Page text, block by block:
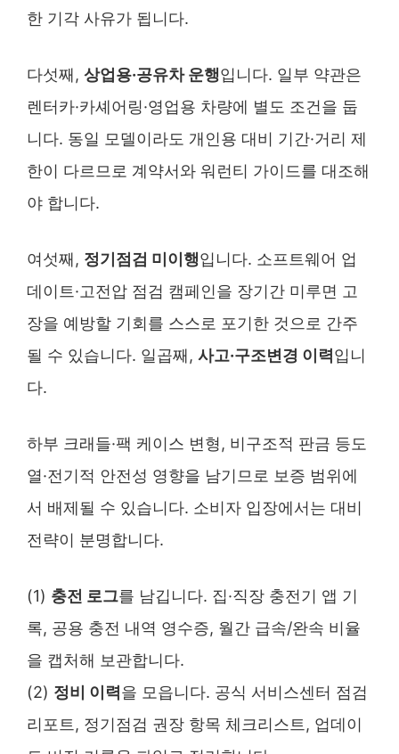
한 기각 사유가 됩니다.
다섯째, 상업용·공유차 운행입니다. 일부 약관은
렌터카·카셰어링·영업용 차량에 별도 조건을 둡
니다. 동일 모델이라도 개인용 대비 기간·거리 제
한이 다르므로 계약서와 워런티 가이드를 대조해
야 합니다.
여섯째, 정기점검 미이행입니다. 소프트웨어 업
데이트·고전압 점검 캠페인을 장기간 미루면 고
장을 예방할 기회를 스스로 포기한 것으로 간주
될 수 있습니다. 일곱째, 사고·구조변경 이력입니
다.
하부 크래들·팩 케이스 변형, 비구조적 판금 등도
열·전기적 안전성 영향을 남기므로 보증 범위에
서 배제될 수 있습니다. 소비자 입장에서는 대비
전략이 분명합니다.
(1) 충전 로그를 남깁니다. 집·직장 충전기 앱 기
록, 공용 충전 내역 영수증, 월간 급속/완속 비율
을 캡처해 보관합니다.
(2) 정비 이력을 모읍니다. 공식 서비스센터 점검
리포트, 정기점검 권장 항목 체크리스트, 업데이